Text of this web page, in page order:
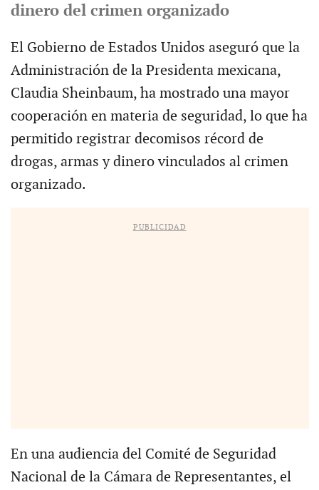
dinero del crimen organizado
El Gobierno de Estados Unidos aseguró que la
Administración de la Presidenta mexicana,
Claudia Sheinbaum, ha mostrado una mayor
cooperación en materia de seguridad, lo que ha
permitido registrar decomisos récord de
drogas, armas y dinero vinculados al crimen
organizado.
PUBLICIDAD
En una audiencia del Comité de Seguridad
Nacional de la Cámara de Representantes, el